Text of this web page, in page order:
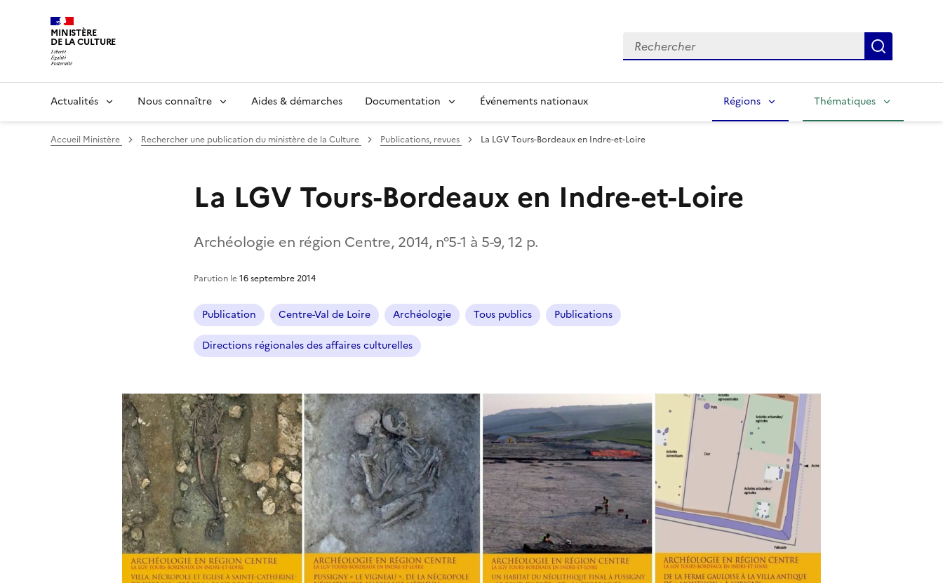
MINISTÈRE
DE LA CULTURE Rechercher
Actualités Nous connaître Aides & démarches Documentation Événements nationaux Régions Thématiques
Accueil Ministère Rechercher une publication du ministère de la Culture Publications, revues La LGV Tours-Bordeaux en Indre-et-Loire
La LGV Tours-Bordeaux en Indre-et-Loire
Archéologie en région Centre, 2014, n°5-1 à 5-9, 12 p.
Parution le16 septembre 2014
Publication Centre-Val de Loire Archéologie Tous publics Publications
Directions régionales des affaires culturelles